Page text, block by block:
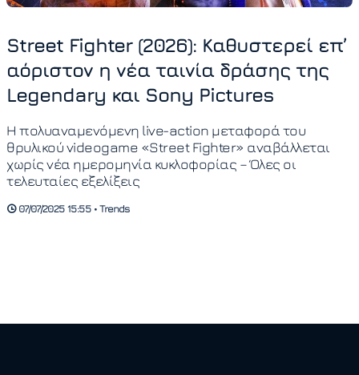
Street Fighter (2026): Καθυστερεί επ’
αόριστον η νέα ταινία δράσης της
Legendary και Sony Pictures
Η πολυαναμενόμενη live-action μεταφορά του
θρυλικού videogame «Street Fighter» αναβάλλεται
χωρίς νέα ημερομηνία κυκλοφορίας – Όλες οι
τελευταίες εξελίξεις
07/07/2025 15:55 • Trends